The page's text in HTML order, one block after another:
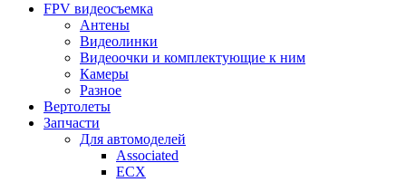
FPV видеосъемка
Антены
Видеолинки
Видеоочки и комплектующие к ним
Камеры
Разное
Вертолеты
Запчасти
Для автомоделей
Associated
ECX